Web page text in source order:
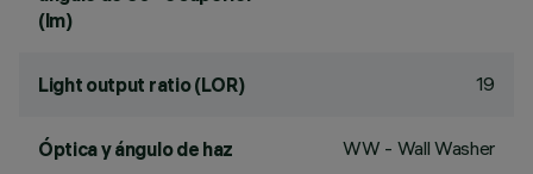
(lm)
Light output ratio (LOR) 19
Óptica y ángulo de haz WW - Wall Washer